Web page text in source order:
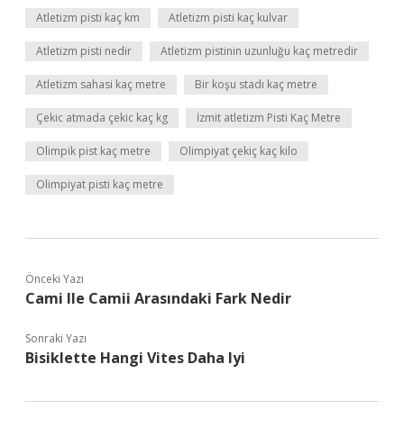
Atletizm pisti kaç km Atletizm pisti kaç kulvar
Atletizm pisti nedir Atletizm pistinin uzunluğu kaç metredir
Atletizm sahasi kaç metre Bir koşu stadı kaç metre
Çekic atmada çekic kaç kg İzmit atletizm Pisti Kaç Metre
Olimpik pist kaç metre Olimpiyat çekiç kaç kilo
Olimpiyat pisti kaç metre
Önceki Yazı
Cami Ile Camii Arasındaki Fark Nedir
Sonraki Yazı
Bisiklette Hangi Vites Daha Iyi